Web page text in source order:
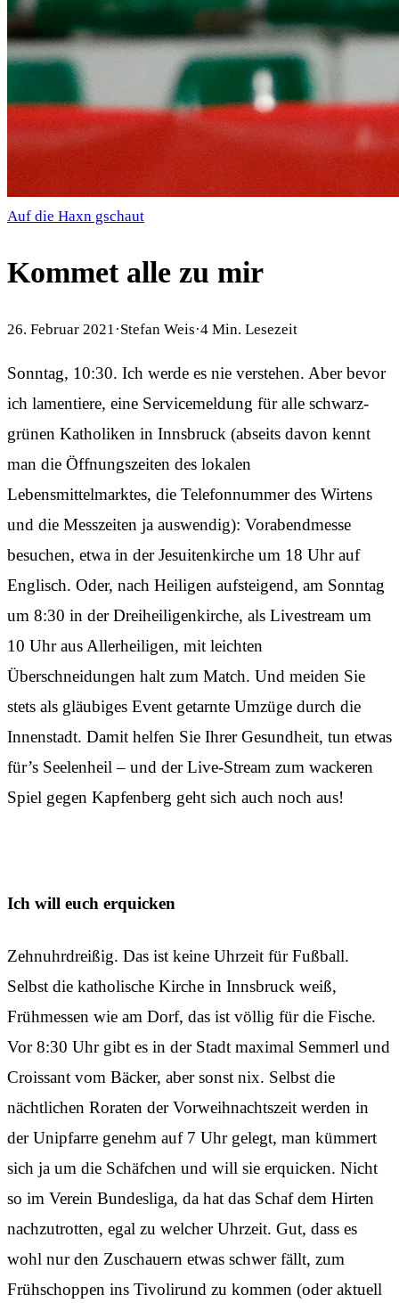
Auf die Haxn gschaut
Kommet alle zu mir
26. Februar 2021 ·Stefan Weis·4 Min. Lesezeit
Sonntag, 10:30. Ich werde es nie verstehen. Aber bevor
ich lamentiere, eine Servicemeldung für alle schwarz-
grünen Katholiken in Innsbruck (abseits davon kennt
man die Öffnungszeiten des lokalen
Lebensmittelmarktes, die Telefonnummer des Wirtens
und die Messzeiten ja auswendig): Vorabendmesse
besuchen, etwa in der Jesuitenkirche um 18 Uhr auf
Englisch. Oder, nach Heiligen aufsteigend, am Sonntag
um 8:30 in der Dreiheiligenkirche, als Livestream um
10 Uhr aus Allerheiligen, mit leichten
Überschneidungen halt zum Match. Und meiden Sie
stets als gläubiges Event getarnte Umzüge durch die
Innenstadt. Damit helfen Sie Ihrer Gesundheit, tun etwas
für’s Seelenheil – und der Live-Stream zum wackeren
Spiel gegen Kapfenberg geht sich auch noch aus!
Ich will euch erquicken
Zehnuhrdreißig. Das ist keine Uhrzeit für Fußball.
Selbst die katholische Kirche in Innsbruck weiß,
Frühmessen wie am Dorf, das ist völlig für die Fische.
Vor 8:30 Uhr gibt es in der Stadt maximal Semmerl und
Croissant vom Bäcker, aber sonst nix. Selbst die
nächtlichen Roraten der Vorweihnachtszeit werden in
der Unipfarre genehm auf 7 Uhr gelegt, man kümmert
sich ja um die Schäfchen und will sie erquicken. Nicht
so im Verein Bundesliga, da hat das Schaf dem Hirten
nachzutrotten, egal zu welcher Uhrzeit. Gut, dass es
wohl nur den Zuschauern etwas schwer fällt, zum
Frühschoppen ins Tivolirund zu kommen (oder aktuell